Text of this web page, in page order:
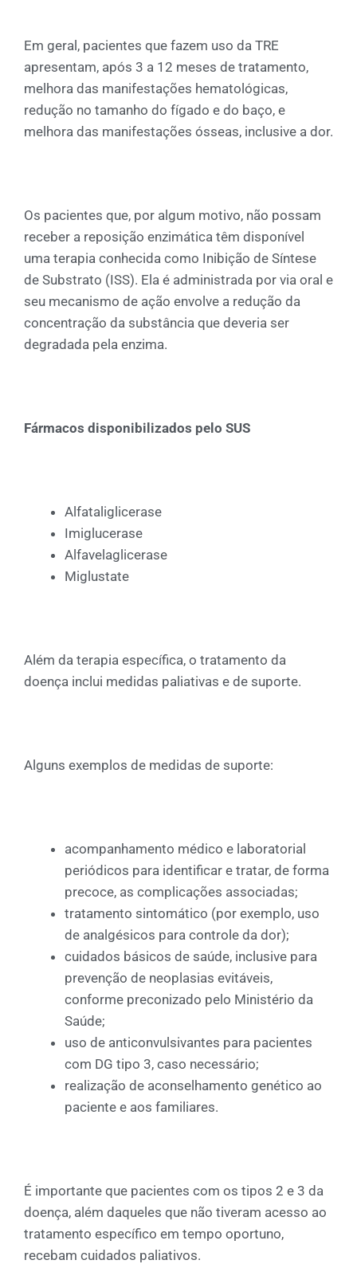
Em geral, pacientes que fazem uso da TRE
apresentam, após 3 a 12 meses de tratamento,
melhora das manifestações hematológicas,
redução no tamanho do fígado e do baço, e
melhora das manifestações ósseas, inclusive a dor.
Os pacientes que, por algum motivo, não possam
receber a reposição enzimática têm disponível
uma terapia conhecida como Inibição de Síntese
de Substrato (ISS). Ela é administrada por via oral e
seu mecanismo de ação envolve a redução da
concentração da substância que deveria ser
degradada pela enzima.
Fármacos disponibilizados pelo SUS
Alfataliglicerase
Imiglucerase
Alfavelaglicerase
Miglustate
Além da terapia específica, o tratamento da
doença inclui medidas paliativas e de suporte.
Alguns exemplos de medidas de suporte:
acompanhamento médico e laboratorial
periódicos para identificar e tratar, de forma
precoce, as complicações associadas;
tratamento sintomático (por exemplo, uso
de analgésicos para controle da dor);
cuidados básicos de saúde, inclusive para
prevenção de neoplasias evitáveis,
conforme preconizado pelo Ministério da
Saúde;
uso de anticonvulsivantes para pacientes
com DG tipo 3, caso necessário;
realização de aconselhamento genético ao
paciente e aos familiares.
É importante que pacientes com os tipos 2 e 3 da
doença, além daqueles que não tiveram acesso ao
tratamento específico em tempo oportuno,
recebam cuidados paliativos.